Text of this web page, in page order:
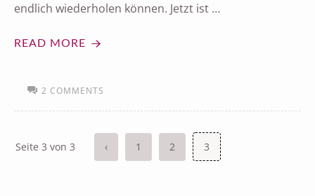
endlich wiederholen können. Jetzt ist …
READ MORE
2 COMMENTS
Seite 3 von 3 ‹ 1 2 3